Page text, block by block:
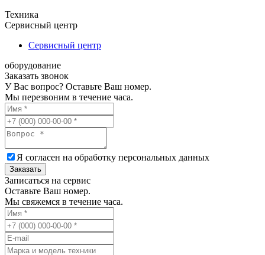
Техника
Сервисный центр
Сервисный центр
оборудование
Заказать звонок
У Вас вопрос? Оставьте Ваш номер.
Мы перезвоним в течение часа.
Я согласен на обработку персональных данных
Заказать
Записаться на сервис
Оставьте Ваш номер.
Мы свяжемся в течение часа.